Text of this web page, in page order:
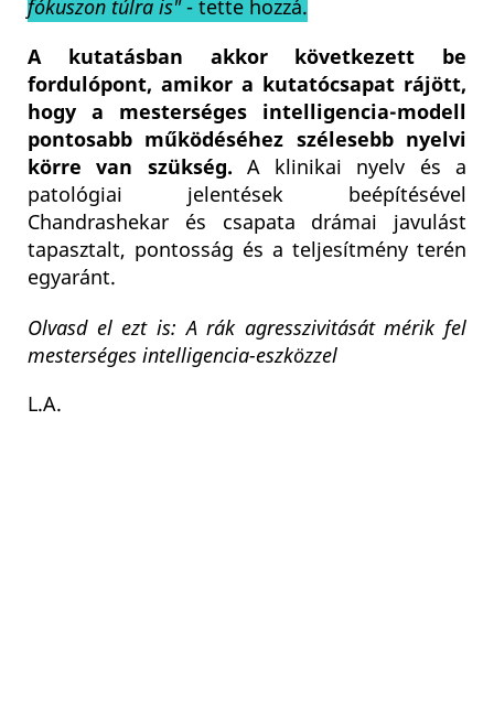
fókuszon túlra is"- tette hozzá.
A kutatásban akkor következett be
fordulópont, amikor a kutatócsapat rájött,
hogy a mesterséges intelligencia-modell
pontosabb működéséhez szélesebb nyelvi
körre van szükség. A klinikai nyelv és a
patológiai jelentések beépítésével
Chandrashekar és csapata drámai javulást
tapasztalt, pontosság és a teljesítmény terén
egyaránt.
Olvasd el ezt is: A rák agresszivitását mérik fel
mesterséges intelligencia-eszközzel
L.A.